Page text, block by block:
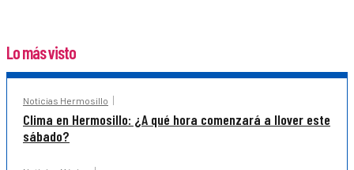
Lo más visto
Noticias Hermosillo
Clima en Hermosillo: ¿A qué hora comenzará a llover este
sábado?